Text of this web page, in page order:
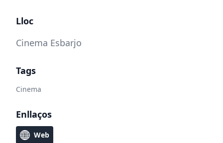
Lloc
Cinema Esbarjo
Tags
Cinema
Enllaços
Web